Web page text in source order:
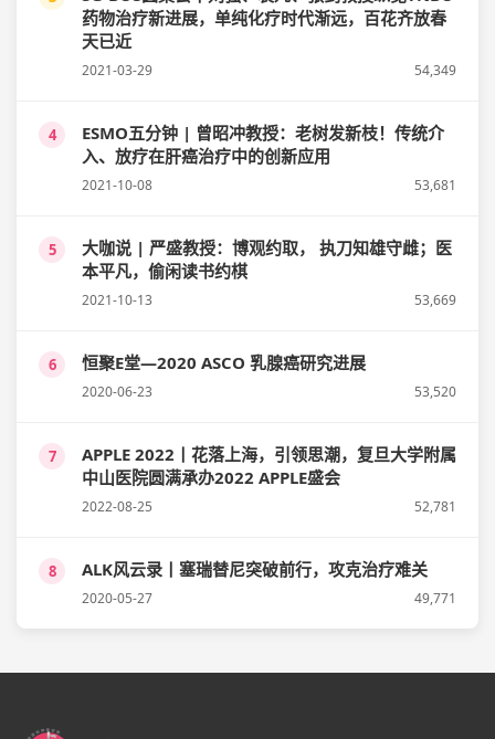
药物治疗新进展，单纯化疗时代渐远，百花齐放春
天已近
2021-03-29 54,349
4
ESMO五分钟 | 曾昭冲教授：老树发新枝！传统介
入、放疗在肝癌治疗中的创新应用
2021-10-08 53,681
5
大咖说 | 严盛教授：博观约取， 执刀知雄守雌；医
本平凡，偷闲读书约棋
2021-10-13 53,669
6 恒聚E堂—2020 ASCO 乳腺癌研究进展
2020-06-23 53,520
7
APPLE 2022丨花落上海，引领思潮，复旦大学附属
中山医院圆满承办2022 APPLE盛会
2022-08-25 52,781
8 ALK风云录丨塞瑞替尼突破前行，攻克治疗难关
2020-05-27 49,771